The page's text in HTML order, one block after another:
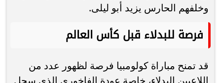
وخلفهم الحارس يزيد أبو ليلى.
فرصة للبدلاء قبل كأس العالم
قد تمنح مباراة كولومبيا فرصة لظهور عدد من
اللاعبين البدلاء، خاصة عودة الفاخوري الذي سجل